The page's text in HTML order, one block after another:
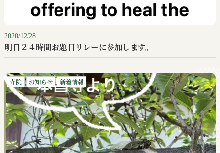
2020/12/28
明日２４時間お題目リレーに参加します。
寺院 お知らせ 新着情報